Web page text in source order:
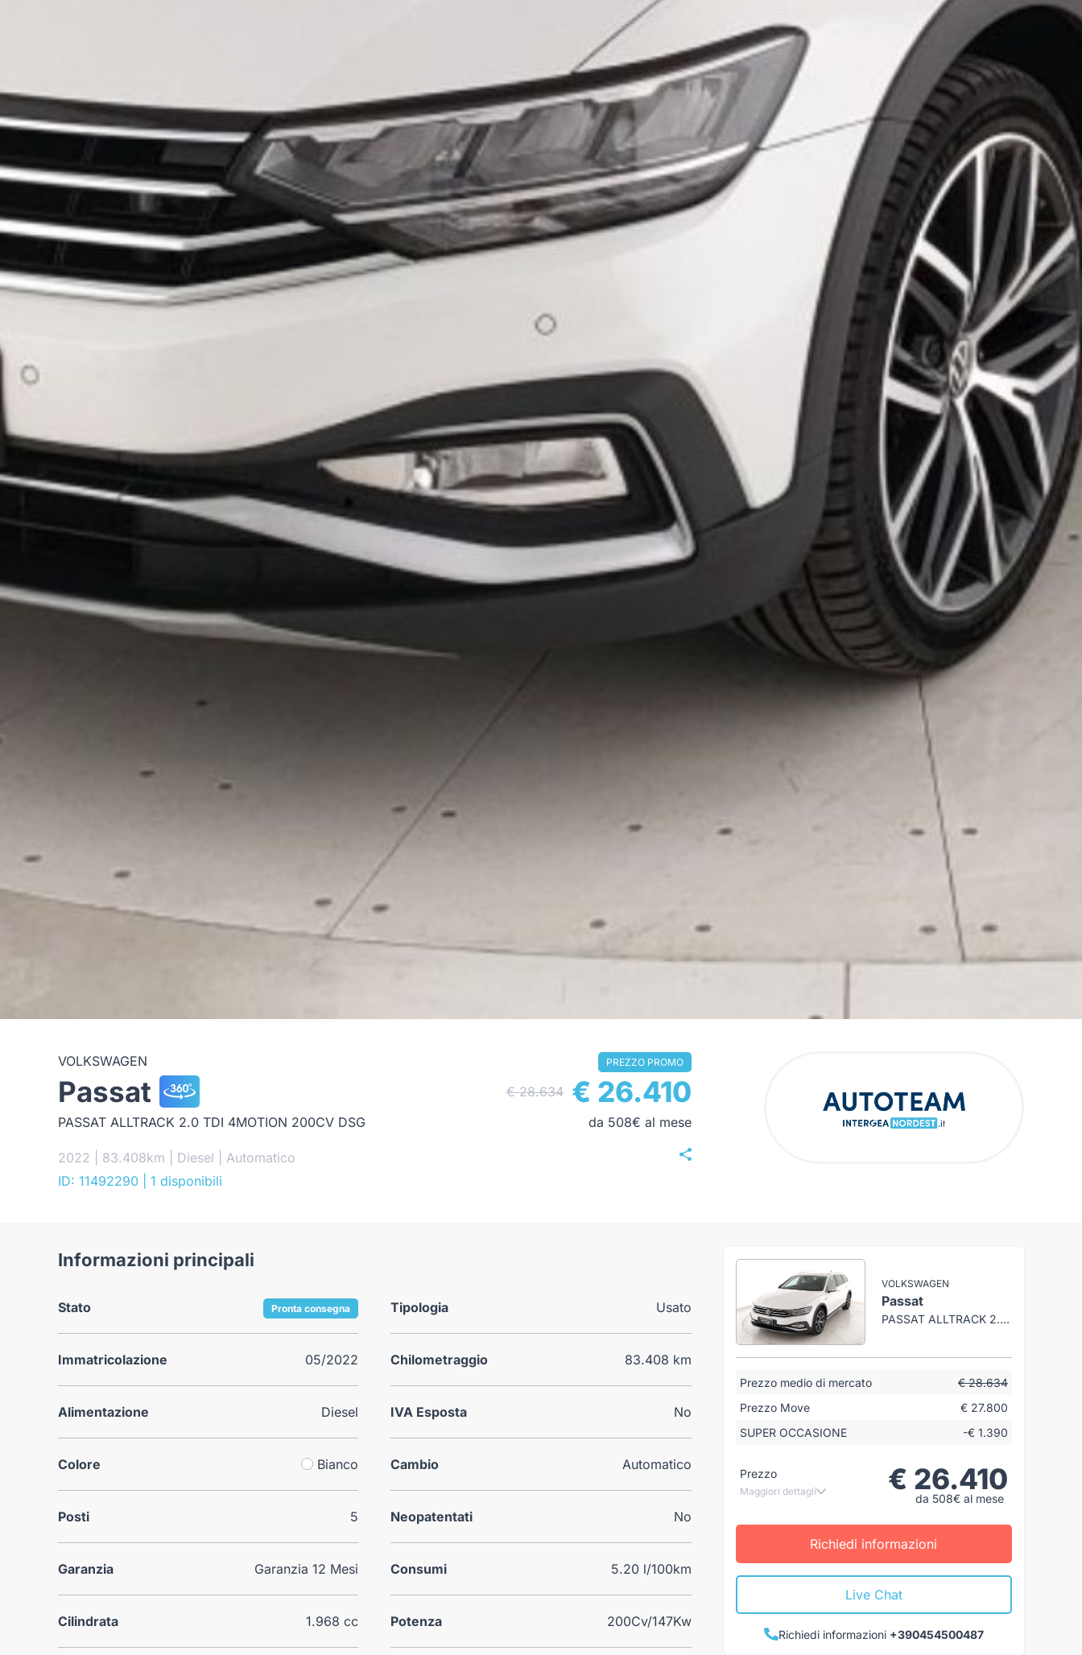
VOLKSWAGEN
Passat
PASSAT ALLTRACK 2.0 TDI 4MOTION 200CV DSG
2022 | 83.408km | Diesel | Automatico
ID: 11492290
| 1 disponibili
PREZZO PROMO
€ 28.634 € 26.410
da 508€ al mese
Informazioni principali
Stato Pronta consegna Tipologia Usato
Immatricolazione 05/2022 Chilometraggio 83.408 km
Alimentazione Diesel IVA Esposta No
Colore Bianco Cambio Automatico
Posti 5 Neopatentati No
Garanzia Garanzia 12 Mesi Consumi 5.20 l/100km
Cilindrata 1.968 cc Potenza 200Cv/147Kw
VOLKSWAGEN
Passat
PASSAT ALLTRACK 2.0 TDI 4MOTION 200CV DSG
Prezzo medio di mercato
€ 28.634
Prezzo Move
€ 27.800
SUPER OCCASIONE
-€ 1.390
Prezzo
Maggiori dettagli € 26.410
da 508€ al mese
Richiedi informazioni
Live Chat
Richiedi informazioni +390454500487